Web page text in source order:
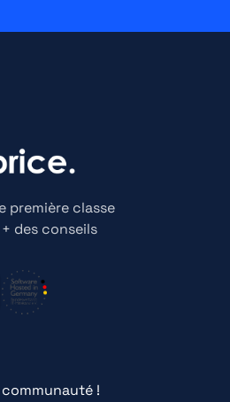
première classe
des conseils
!